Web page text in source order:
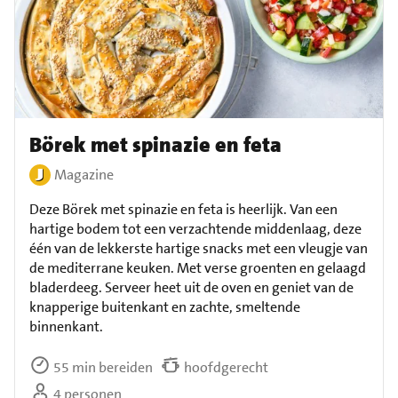
Börek met spinazie en feta
Magazine
Deze Börek met spinazie en feta is heerlijk. Van een
hartige bodem tot een verzachtende middenlaag, deze
één van de lekkerste hartige snacks met een vleugje van
de mediterrane keuken. Met verse groenten en gelaagd
bladerdeeg. Serveer heet uit de oven en geniet van de
knapperige buitenkant en zachte, smeltende
binnenkant.
55 min bereiden
hoofdgerecht
4 personen